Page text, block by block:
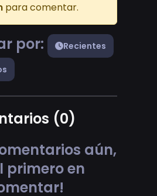
para comentar.
por:
Recientes
(0)
aún,
primero en